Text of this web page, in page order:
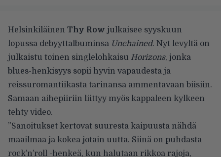
Helsinkiläinen Thy Row julkaisee syyskuun
lopussa debyyttalbuminsa Unchained. Nyt levyltä on
julkaistu toinen singlelohkaisu Horizons, jonka
blues-henkisyys sopii hyvin vapaudesta ja
reissuromantiikasta tarinansa ammentavaan biisiin.
Samaan aihepiiriin liittyy myös kappaleen kylkeen
tehty video.
”Sanoitukset kertovat suuresta kaipuusta nähdä
maailmaa ja kokea jotain uutta. Siinä on puhdasta
rock’n’roll -henkeä, kun halutaan rikkoa rajoja,